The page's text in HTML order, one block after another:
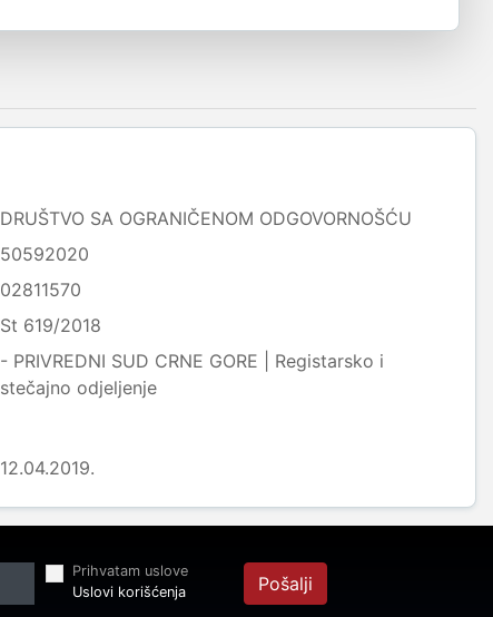
DRUŠTVO SA OGRANIČENOM ODGOVORNOŠĆU
50592020
02811570
St 619/2018
- PRIVREDNI SUD CRNE GORE | Registarsko i
stečajno odjeljenje
12.04.2019.
Prihvatam uslove
Uslovi korišćenja
Pošalji